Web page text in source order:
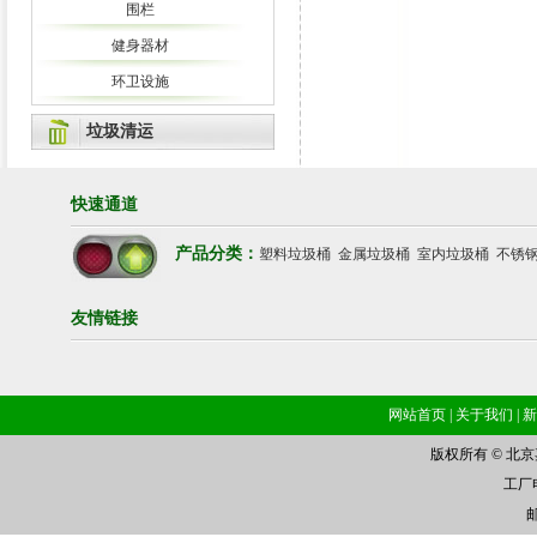
围栏
健身器材
环卫设施
垃圾清运
快速通道
产品分类： 塑料垃圾桶 金属垃圾桶 室内垃圾桶 不锈
友情链接
网站首页 关于我们
版权所有 © 北
工厂